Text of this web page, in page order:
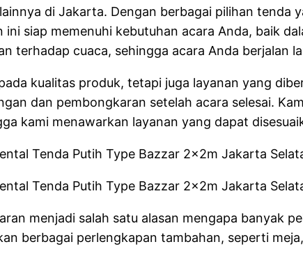
di Jakarta. Dengan berbagai pilihan tenda
siap memenuhi kebutuhan acara Anda, baik
terhadap cuaca, sehingga acara Anda berjalan
kualitas produk, tetapi juga layanan yang
dan pembongkaran setelah acara selesai.
kami menawarkan layanan yang dapat
menjadi salah satu alasan mengapa banyak
berbagai perlengkapan tambahan, seperti